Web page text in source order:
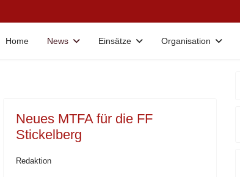
Home News Einsätze Organisation
Neues MTFA für die FF
Stickelberg
Redaktion